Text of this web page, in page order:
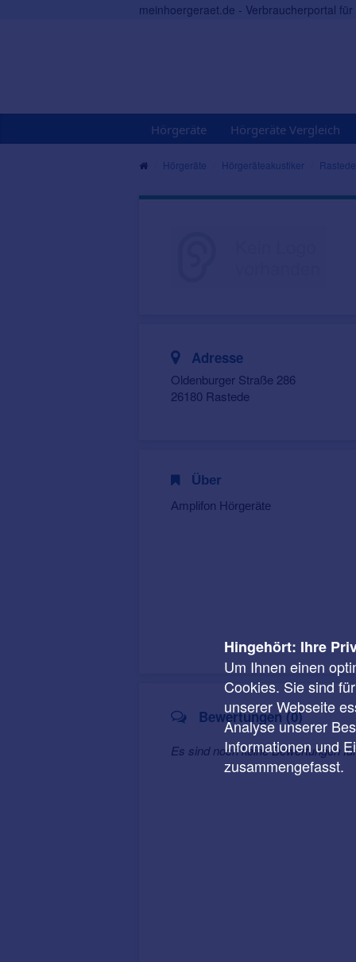
meinhoergeraet.de - Verbraucherportal
Hörgeräte Hörgeräte Vergleich
Hörgeräte Hörgeräteakustiker Rastede
Adresse
Oldenburger Straße 286
26180 Rastede
Über
Amplifon Hörgeräte
Bewertungen (0)
Es sind noch keine Bewertungen
Hingehört: Ihre
Um Ihnen einen
Cookies. Sie sind
unserer Webseite
Analyse unserer
Informationen und
zusammengefasst.